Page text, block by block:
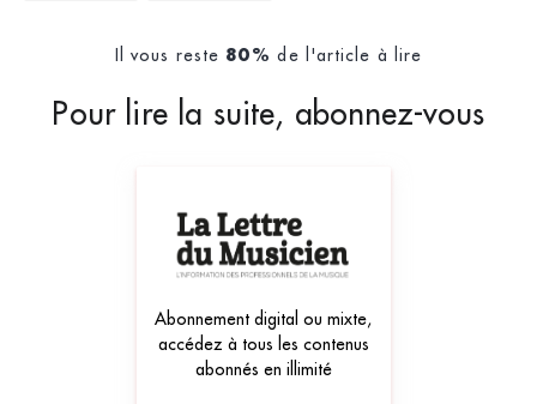
Il vous reste 80% de l'article à lire
Pour lire la suite, abonnez-vous
Abonnement digital ou mixte,
accédez à tous les contenus
abonnés en illimité